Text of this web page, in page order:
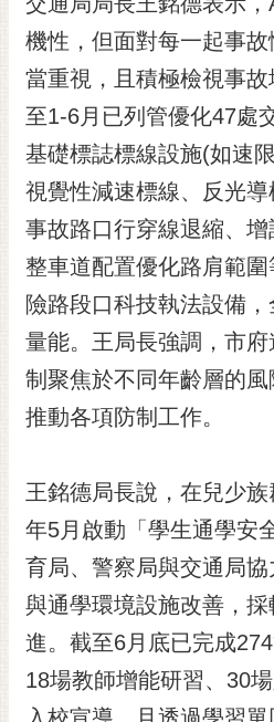
民
信
箱
English
日
本
語
隱
私
權
及
安
全
政
網
資
料
開
放
宣
市
機性，但面對每一起事
當重視，且積極檢視事
至1-6月已列管優化47處
基礎標誌標線設施(如速
視覺性減速標線、反光
事故路口行穿線退縮、
整車道配置優化路肩範
險路段口科技執法設備
量能。王局長強調，市
制聚焦於不同年齡層的
推動各項防制工作。
王銘德局長說，在兒少
年5月啟動「學生通學安
育局、警察局與交通局
與通學環境設施改善，
進。截至6月底已完成
18場教師增能研習、30